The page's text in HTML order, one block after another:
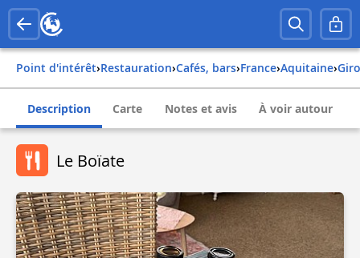
Point d'intérêt› Restauration› Cafés, bars› france› aquitaine›
Description Carte Notes et avis À voir autour
Le Boïate